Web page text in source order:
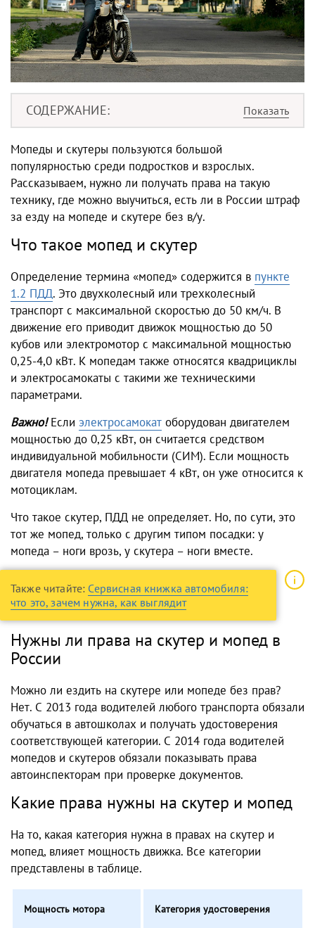
СОДЕРЖАНИЕ
Мопеды и скутеры пользуются большой
популярностью среди подростков и взрослых.
Рассказываем, нужно ли получать права на такую
технику, где можно выучиться, есть ли в России штраф
за езду на мопеде и скутере без в/у.
Что такое мопед и скутер
Определение термина «мопед» содержится в пункте
1.2 ПДД. Это двухколесный или трехколесный
транспорт с максимальной скоростью до 50 км/ч. В
движение его приводит движок мощностью до 50
кубов или электромотор с максимальной мощностью
0,25-4,0 кВт. К мопедам также относятся квадрициклы
и электросамокаты с такими же техническими
параметрами.
Важно!Если электросамокат оборудован двигателем
мощностью до 0,25 кВт, он считается средством
индивидуальной мобильности (СИМ). Если мощность
двигателя мопеда превышает 4 кВт, он уже относится к
мотоциклам.
Что такое скутер, ПДД не определяет. Но, по сути, это
тот же мопед, только с другим типом посадки: у
мопеда – ноги врозь, у скутера – ноги вместе.
Также читайте: Сервисная книжка автомобиля:
что это, зачем нужна, как выглядит
Нужны ли права на скутер и мопед в
России
Можно ли ездить на скутере или мопеде без прав?
Нет. С 2013 года водителей любого транспорта обязали
обучаться в автошколах и получать удостоверения
соответствующей категории. С 2014 года водителей
мопедов и скутеров обязали показывать права
автоинспекторам при проверке документов.
Какие права нужны на скутер и мопед
На то, какая категория нужна в правах на скутер и
мопед, влияет мощность движка. Все категории
представлены в таблице.
Мощность мотора Категория удостоверения